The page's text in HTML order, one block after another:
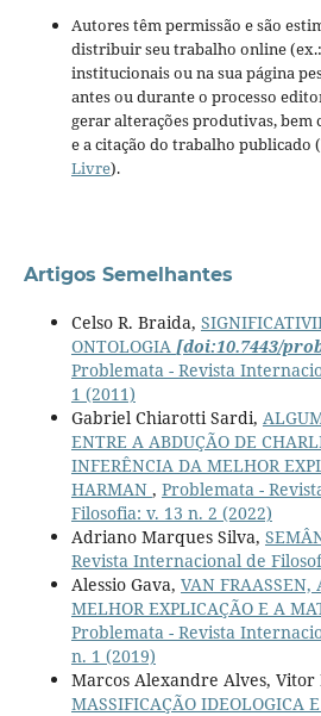
Autores têm permissão e são
distribuir seu trabalho online
institucionais ou na sua página
antes ou durante o processo
gerar alterações produtivas, bem
e a citação do trabalho publicado
Livre).
Artigos Semelhantes
Celso R. Braida,
ONTOLOGIA [doi:10.7443/
Problemata - Revista
1 (2011)
Gabriel Chiarotti Sardi,
ENTRE A ABDUÇÃO DE
INFERÊNCIA DA MELHOR
HARMAN , Problemata -
Filosofia: v. 13 n. 2 (2022)
Adriano Marques Silva,
Revista Internacional de
Alessio Gava, VAN FRAASSEN,
MELHOR EXPLICAÇÃO E A
Problemata - Revista
n. 1 (2019)
Marcos Alexandre Alves,
MASSIFICAÇÃO IDEOLOGICA